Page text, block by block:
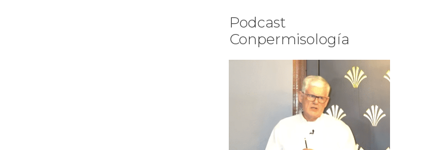
Podcast
Conpermisología